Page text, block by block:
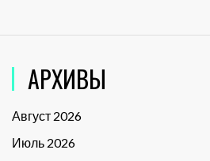
АРХИВЫ
Август 2026
Июль 2026